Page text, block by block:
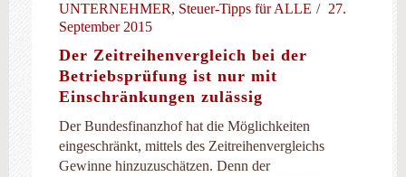
UNTERNEHMER, Steuer-Tipps für ALLE
27.
September 2015
Der Zeitreihenvergleich bei der
Betriebsprüfung ist nur mit
Einschränkungen zulässig
Der Bundesfinanzhof hat die Möglichkeiten
eingeschränkt, mittels des Zeitreihenvergleichs
Gewinne hinzuzuschätzen. Denn der